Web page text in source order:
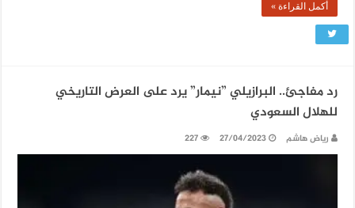
أكمل القراءة »
رد مفاجئ.. البرازيلي ”نيمار” يرد على العرض التاريخي
للهلال السعودي
رياض هاشم 27/04/2023
227